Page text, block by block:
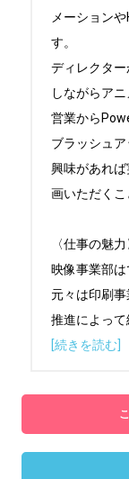
メーション
す。
ディレクタ
しながらア
営業から
ブラッシュア
興味があれ
画いただくこ
〈仕事の魅力
映像事業部は
元々は印刷
推進によっ
[続きを読む]